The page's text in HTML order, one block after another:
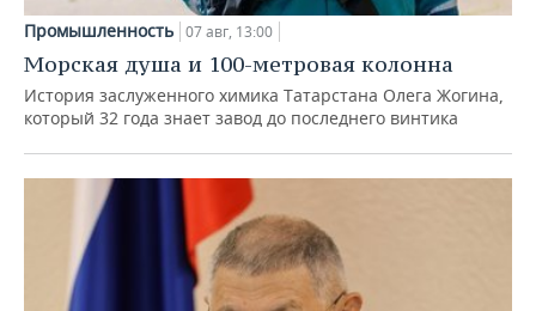
Промышленность 07 авг, 13:00
Морская душа и 100-метровая колонна
История заслуженного химика Татарстана Олега Жогина,
который 32 года знает завод до последнего винтика